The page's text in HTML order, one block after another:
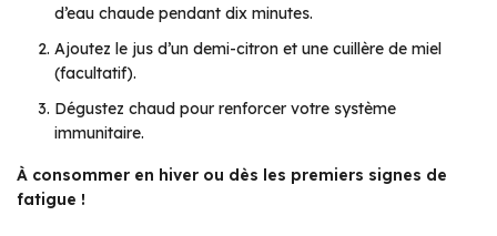
d’eau chaude pendant dix minutes.
Ajoutez le jus d’un demi-citron et une cuillère de miel
(facultatif).
Dégustez chaud pour renforcer votre système
immunitaire.
À consommer en hiver ou dès les premiers signes de
fatigue !